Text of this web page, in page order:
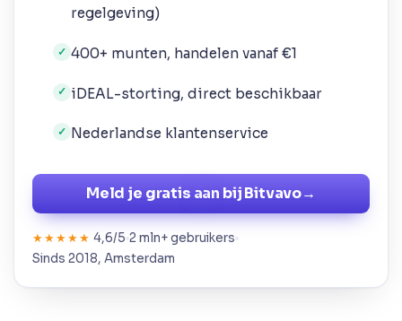
regelgeving)
✓ 400+ munten, handelen vanaf €1
✓ iDEAL-storting, direct beschikbaar
✓ Nederlandse klantenservice
Meld je gratis aan bij Bitvavo→
★★★★★ 4,6/5 2 mln+ gebruikers
Sinds 2018, Amsterdam